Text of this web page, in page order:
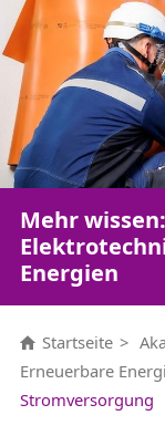
Mehr
Energien
Startseite
Erneuerbare
Stromversorgung